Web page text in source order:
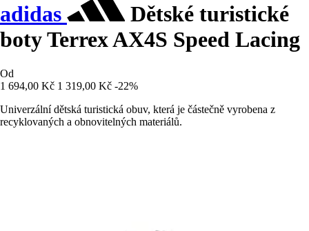
adidas
Dětské turistické
boty Terrex AX4S Speed Lacing
Od
1 694,00 Kč 1 319,00 Kč -22%
Univerzální dětská turistická obuv, která je částečně vyrobena z
recyklovaných a obnovitelných materiálů.